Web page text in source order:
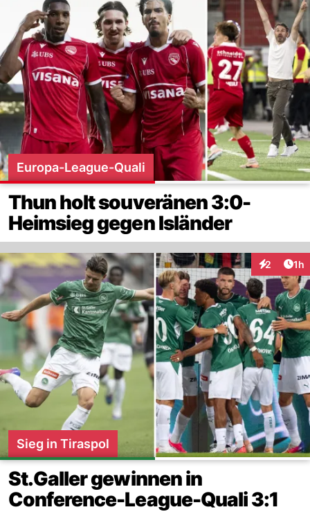
Europa-League-Quali
Thun holt souveränen 3:0-
Heimsieg gegen Isländer
2 1h
Sieg in Tiraspol
St.Galler gewinnen in
Conference-League-Quali 3:1